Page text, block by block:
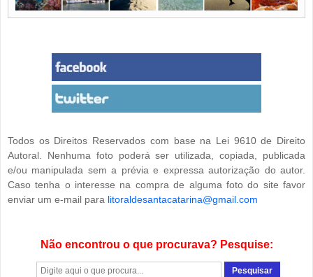
Todos os Direitos Reservados com base na Lei 9610 de Direito
Autoral. Nenhuma foto poderá ser utilizada, copiada, publicada
e/ou manipulada sem a prévia e expressa autorização do autor.
Caso tenha o interesse na compra de alguma foto do site favor
enviar um e-mail para litoraldesantacatarina@gmail.com
Não encontrou o que procurava? Pesquise: